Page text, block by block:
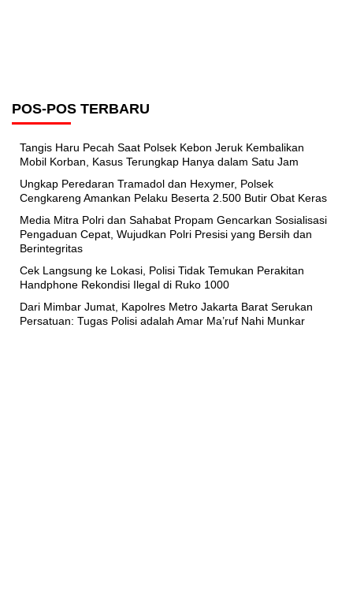
POS-POS TERBARU
Tangis Haru Pecah Saat Polsek Kebon Jeruk Kembalikan
Mobil Korban, Kasus Terungkap Hanya dalam Satu Jam
Ungkap Peredaran Tramadol dan Hexymer, Polsek
Cengkareng Amankan Pelaku Beserta 2.500 Butir Obat Keras
Media Mitra Polri dan Sahabat Propam Gencarkan Sosialisasi
Pengaduan Cepat, Wujudkan Polri Presisi yang Bersih dan
Berintegritas
Cek Langsung ke Lokasi, Polisi Tidak Temukan Perakitan
Handphone Rekondisi Ilegal di Ruko 1000
Dari Mimbar Jumat, Kapolres Metro Jakarta Barat Serukan
Persatuan: Tugas Polisi adalah Amar Ma’ruf Nahi Munkar